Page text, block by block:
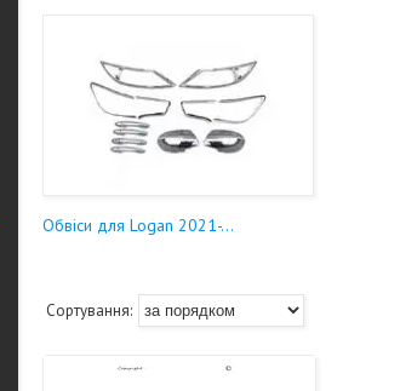
Обвіси для Logan 2021-...